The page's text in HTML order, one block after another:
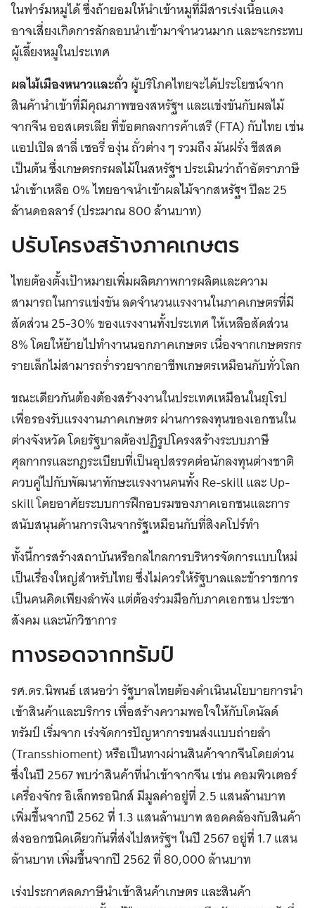
ในฟาร์มหมูได้ ซึ่งถ้ายอมให้นำเข้าหมูที่มีสารเร่งเนื้อแดง
อาจเสี่ยงเกิดการลักลอบนำเข้ามาจำนวนมาก และจะกระทบ
ผู้เลี้ยงหมูในประเทศ
ผลไม้เมืองหนาวและถั่วผู้บริโภคไทยจะได้ประโยชน์จาก
สินค้านำเข้าที่มีคุณภาพของสหรัฐฯ และแข่งขันกับผลไม้
จากจีน ออสเตรเลีย ที่ข้อตกลงการค้าเสรี (FTA) กับไทย เช่น
แอปเปิล สาลี่ เชอรี่ องุ่น ถั่วต่าง ๆ รวมถึง มันฝรั่ง ชีสสด
เป็นต้น ซึ่งเกษตรกรผลไม้ในสหรัฐฯ ประเมินว่าถ้าอัตราภาษี
นำเข้าเหลือ 0% ไทยอาจนำเข้าผลไม้จากสหรัฐฯ ปีละ 25
ล้านดอลลาร์ (ประมาณ 800 ล้านบาท)
ปรับโครงสร้างภาคเกษตร
ไทยต้องตั้งเป้าหมายเพิ่มผลิตภาพการผลิตและความ
สามารถในการแข่งขัน ลดจำนวนแรงงานในภาคเกษตรที่มี
สัดส่วน 25-30% ของแรงงานทั้งประเทศ ให้เหลือสัดส่วน
8% โดยให้ย้ายไปทำงานนอกภาคเกษตร เนื่องจากเกษตรกร
รายเล็กไม่สามารถร่ำรวยจากอาชีพเกษตรเหมือนกับทั่วโลก
ขณะเดียวกันต้องต้องสร้างงานในประเทศเหมือนในยุโรป
เพื่อรองรับแรงงานภาคเกษตร ผ่านการลงทุนของเอกชนใน
ต่างจังหวัด โดยรัฐบาลต้องปฏิรูปโครงสร้างระบบภาษี
ศุลกากรและกฎระเบียบที่เป็นอุปสรรคต่อนักลงทุนต่างชาติ
ควบคู่ไปกับพัฒนาทักษะแรงงานคนทั้ง Re-skill และ Up-
skill โดยอาศัยระบบการฝึกอบรมของภาคเอกชนและการ
สนับสนุนด้านการเงินจากรัฐเหมือนกับที่สิงคโปร์ทำ
ทั้งนี้การสร้างสถาบันหรือกลไกลการบริหารจัดการแบบใหม่
เป็นเรื่องใหญ่สำหรับไทย ซึ่งไม่ควรให้รัฐบาลและข้าราชการ
เป็นคนคิดเพียงลำพัง แต่ต้องร่วมมือกับภาคเอกชน ประชา
สังคม และนักวิชาการ
ทางรอดจากทรัมป์
รศ.ดร.นิพนธ์ เสนอว่า รัฐบาลไทยต้องดำเนินนโยบายการนำ
เข้าสินค้าและบริการ เพื่อสร้างความพอใจให้กับโดนัลด์
ทรัมป์ เริ่มจาก เร่งจัดการปัญหาการขนส่งแบบถ่ายลำ
(Transshioment) หรือเป็นทางผ่านสินค้าจากจีนโดยด่วน
ซึ่งในปี 2567 พบว่าสินค้าที่นำเข้าจากจีน เช่น คอมพิวเตอร์
เครื่องจักร อิเล็กทรอนิกส์ มีมูลค่าอยู่ที่ 2.5 แสนล้านบาท
เพิ่มขึ้นจากปี 2562 ที่ 1.3 แสนล้านบาท สอดคล้องกับสินค้า
ส่งออกชนิดเดียวกันที่ส่งไปสหรัฐฯ ในปี 2567 อยู่ที่ 1.7 แสน
ล้านบาท เพิ่มขึ้นจากปี 2562 ที่ 80,000 ล้านบาท
เร่งประกาศลดภาษีนำเข้าสินค้าเกษตร และสินค้า